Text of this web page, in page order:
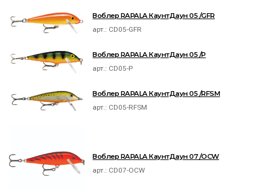
Воблер RAPALA КаунтДаун 05 /GFR
арт.: CD05-GFR
Воблер RAPALA КаунтДаун 05 /P
арт.: CD05-P
Воблер RAPALA КаунтДаун 05 /RFSM
арт.: CD05-RFSM
Воблер RAPALA КаунтДаун 07 /OCW
арт.: CD07-OCW